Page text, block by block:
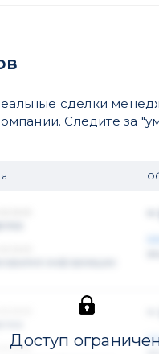
сделки
Следите за
Доступ